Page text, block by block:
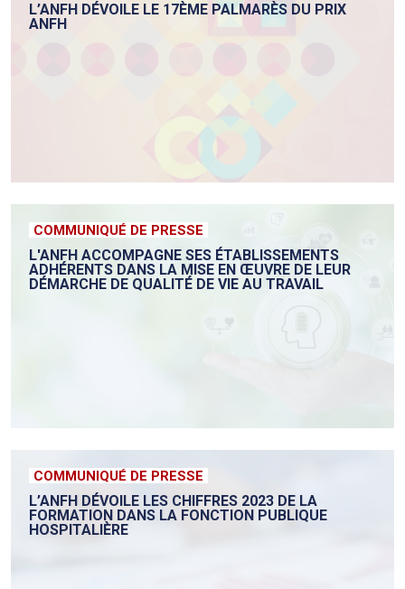
L’ANFH DÉVOILE LE 17ÈME PALMARÈS DU PRIX
ANFH
COMMUNIQUÉ DE PRESSE
L'ANFH ACCOMPAGNE SES ÉTABLISSEMENTS
ADHÉRENTS DANS LA MISE EN ŒUVRE DE LEUR
DÉMARCHE DE QUALITÉ DE VIE AU TRAVAIL
COMMUNIQUÉ DE PRESSE
L’ANFH DÉVOILE LES CHIFFRES 2023 DE LA
FORMATION DANS LA FONCTION PUBLIQUE
HOSPITALIÈRE